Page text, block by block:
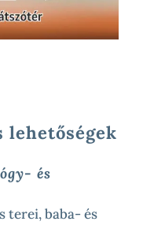
lehetőségek
és
terei, baba- és